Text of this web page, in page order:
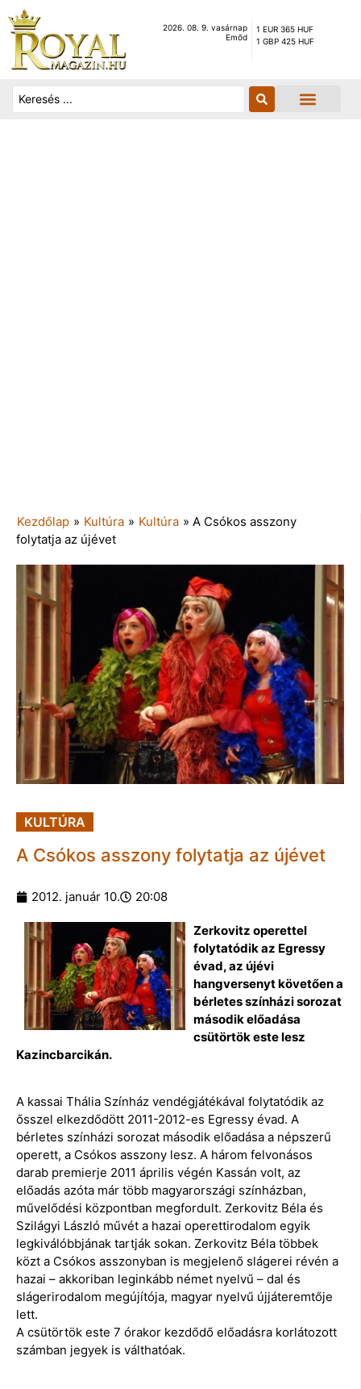
2026. 08. 9. vasárnap
Emőd
1 EUR 365 HUF
1 GBP 425 HUF
Kezdőlap » Kultúra » Kultúra » A Csókos asszony
folytatja az újévet
KULTÚRA
A Csókos asszony folytatja az újévet
2012. január 10. 20:08
Zerkovitz operettel
folytatódik az Egressy
évad, az újévi
hangversenyt követően a
bérletes színházi sorozat
második előadása
csütörtök este lesz
Kazincbarcikán.
A kassai Thália Színház vendégjátékával folytatódik az
ősszel elkezdődött 2011-2012-es Egressy évad. A
bérletes színházi sorozat második előadása a népszerű
operett, a Csókos asszony lesz. A három felvonásos
darab premierje 2011 április végén Kassán volt, az
előadás azóta már több magyarországi színházban,
művelődési központban megfordult. Zerkovitz Béla és
Szilágyi László művét a hazai operettirodalom egyik
legkiválóbbjának tartják sokan. Zerkovitz Béla többek
közt a Csókos asszonyban is megjelenő slágerei révén a
hazai – akkoriban leginkább német nyelvű – dal és
slágerirodalom megújítója, magyar nyelvű újjáteremtője
lett.
A csütörtök este 7 órakor kezdődő előadásra korlátozott
számban jegyek is válthatóak.